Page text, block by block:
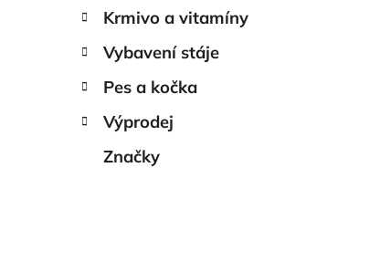
Krmivo a vitamíny
Vybavení stáje
Pes a kočka
Výprodej
Značky